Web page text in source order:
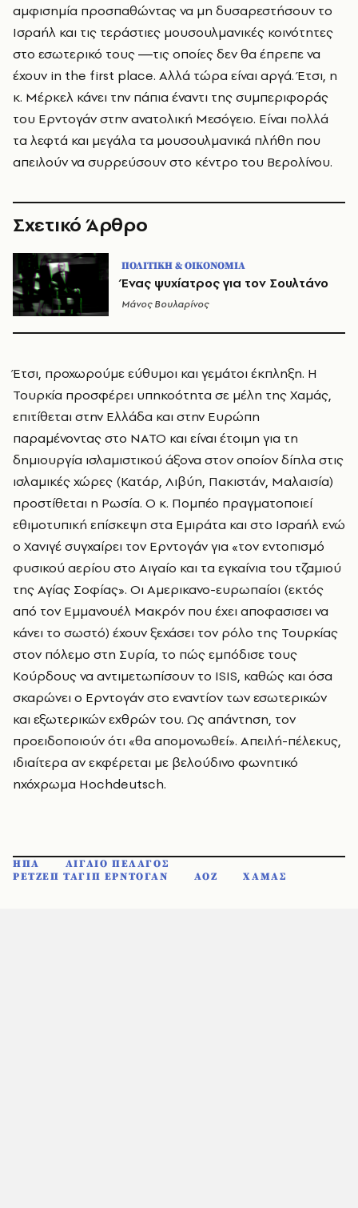
αμφισημία προσπαθώντας να μη δυσαρεστήσουν το
Ισραήλ και τις τεράστιες μουσουλμανικές κοινότητες
στο εσωτερικό τους ―τις οποίες δεν θα έπρεπε να
έχουν in the first place. Αλλά τώρα είναι αργά. Έτσι, η
κ. Μέρκελ κάνει την πάπια έναντι της συμπεριφοράς
του Ερντογάν στην ανατολική Μεσόγειο. Είναι πολλά
τα λεφτά και μεγάλα τα μουσουλμανικά πλήθη που
απειλούν να συρρεύσουν στο κέντρο του Βερολίνου.
Σχετικό Άρθρο
ΠΟΛΙΤΙΚΗ & ΟΙΚΟΝΟΜΙΑ
Ένας ψυχίατρος για τον Σουλτάνο
Μάνος Βουλαρίνος
Έτσι, προχωρούμε εύθυμοι και γεμάτοι έκπληξη. Η
Τουρκία προσφέρει υπηκοότητα σε μέλη της Χαμάς,
επιτίθεται στην Ελλάδα και στην Ευρώπη
παραμένοντας στο ΝΑΤΟ και είναι έτοιμη για τη
δημιουργία ισλαμιστικού άξονα στον οποίον δίπλα στις
ισλαμικές χώρες (Κατάρ, Λιβύη, Πακιστάν, Μαλαισία)
προστίθεται η Ρωσία. Ο κ. Πομπέο πραγματοποιεί
εθιμοτυπική επίσκεψη στα Εμιράτα και στο Ισραήλ ενώ
ο Χανιγέ συγχαίρει τον Ερντογάν για «τον εντοπισμό
φυσικού αερίου στο Αιγαίο και τα εγκαίνια του τζαμιού
της Αγίας Σοφίας». Οι Αμερικανο-ευρωπαίοι (εκτός
από τον Εμμανουέλ Μακρόν που έχει αποφασισει να
κάνει το σωστό) έχουν ξεχάσει τον ρόλο της Τουρκίας
στον πόλεμο στη Συρία, το πώς εμπόδισε τους
Κούρδους να αντιμετωπίσουν το ISIS, καθώς και όσα
σκαρώνει ο Ερντογάν στο εναντίον των εσωτερικών
και εξωτερικών εχθρών του. Ως απάντηση, τον
προειδοποιούν ότι «θα απομονωθεί». Απειλή-πέλεκυς,
ιδιαίτερα αν εκφέρεται με βελούδινο φωνητικό
ηχόχρωμα Hochdeutsch.
ΗΠΑ
ΑΙΓΑΙΟ ΠΕΛΑΓΟΣ
ΡΕΤΖΕΠ ΤΑΓΙΠ ΕΡΝΤΟΓΑΝ
ΑΟΖ ΧΑΜΑΣ